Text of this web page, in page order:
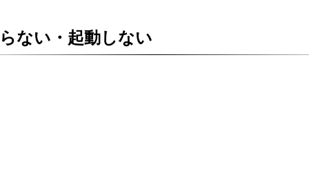
ない・起動しない